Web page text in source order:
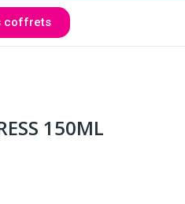
coffrets
150ML